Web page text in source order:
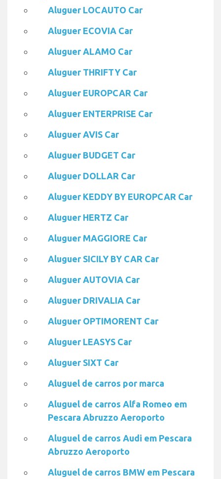
Aluguer LOCAUTO Car
Aluguer ECOVIA Car
Aluguer ALAMO Car
Aluguer THRIFTY Car
Aluguer EUROPCAR Car
Aluguer ENTERPRISE Car
Aluguer AVIS Car
Aluguer BUDGET Car
Aluguer DOLLAR Car
Aluguer KEDDY BY EUROPCAR Car
Aluguer HERTZ Car
Aluguer MAGGIORE Car
Aluguer SICILY BY CAR Car
Aluguer AUTOVIA Car
Aluguer DRIVALIA Car
Aluguer OPTIMORENT Car
Aluguer LEASYS Car
Aluguer SIXT Car
Aluguel de carros por marca
Aluguel de carros Alfa Romeo em
Pescara Abruzzo Aeroporto
Aluguel de carros Audi em Pescara
Abruzzo Aeroporto
Aluguel de carros BMW em Pescara